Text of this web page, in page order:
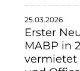
25.03.2026
Erster
MABP in
vermietet